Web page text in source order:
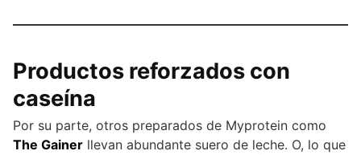
Productos reforzados con
caseína
Por su parte, otros preparados de Myprotein como
The Gainer llevan abundante suero de leche. O, lo que